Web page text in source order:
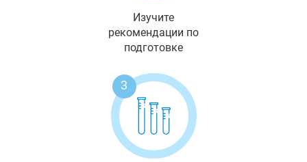
Изучите
рекомендации по
подготовке
3